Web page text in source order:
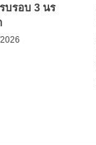
บรอบ 3 นร